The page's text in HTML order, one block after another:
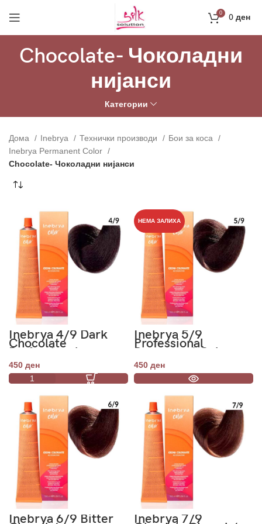
0 0ден
Chocolate- Чоколадни
нијанси
Категории
Дома Inebrya Технички производи
Бои за коса
Inebrya Permanent Color
Chocolate- Чоколадни нијанси
Inebrya 4/9 Dark
Chocolate
Professional
Permanent Color
100ml
450 ден
НЕМА ЗАЛИХА
Inebrya 5/9
Professional
Permanent Color
100ml
450 ден
Inebrya 6/9 Bitter Inebrya 7/9
Направи профил и добиј на меил код за 10%
попуст на прва нарачка